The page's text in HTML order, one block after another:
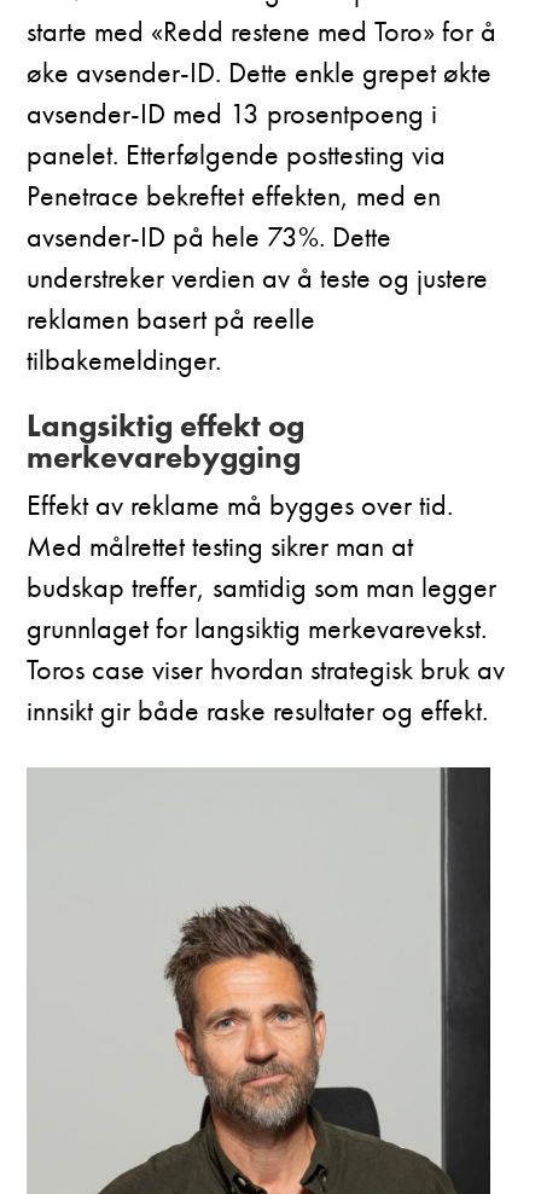
starte med «Redd restene med Toro» for å
øke avsender-ID. Dette enkle grepet økte
avsender-ID med 13 prosentpoeng i
panelet. Etterfølgende posttesting via
Penetrace bekreftet effekten, med en
avsender-ID på hele 73%. Dette
understreker verdien av å teste og justere
reklamen basert på reelle
tilbakemeldinger.
Langsiktig effekt og
merkevarebygging
Effekt av reklame må bygges over tid.
Med målrettet testing sikrer man at
budskap treffer, samtidig som man legger
grunnlaget for langsiktig merkevarevekst.
Toros case viser hvordan strategisk bruk av
innsikt gir både raske resultater og effekt.